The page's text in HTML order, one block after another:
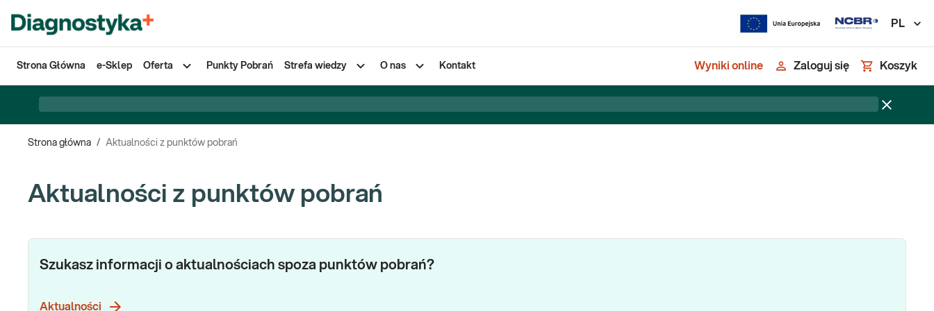
PL
Strona Główna e-Sklep Oferta Punkty Pobrań Strefa wiedzy O nas Kontakt Wyniki online Zaloguj się Koszyk
Strona główna / Aktualności z punktów pobrań
Aktualności z punktów pobrań
Szukasz informacji o aktualnościach spoza punktów pobrań?
Aktualności